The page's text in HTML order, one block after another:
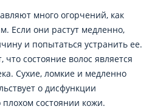
много огорчений, как
Если они растут медленно,
и попытаться устранить ее.
состояние волос является
Сухие, ломкие и медленно
о дисфункции
состоянии кожи.